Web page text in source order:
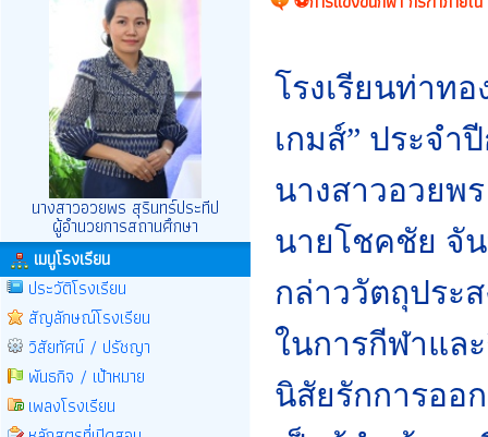
นางสาวอวยพร สุรินทร์ประทีป
ผู้อำนวยการสถานศึกษา
เมนูโรงเรียน
ประวัติโรงเรียน
สัญลักษณ์โรงเรียน
วิสัยทัศน์ / ปรัชญา
พันธกิจ / เป้าหมาย
เพลงโรงเรียน
โรงเรียนท่าท
เกมส์” ประจำ
นางสาวอวยพ
นายโชคชัย จั
กล่าววัตถุประ
ในการกีฬาแล
นิสัยรักการออ